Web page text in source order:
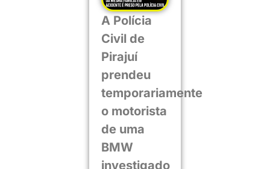
A Polícia
Civil de
Pirajuí
prendeu
temporariamente
o motorista
de uma
BMW
investigado